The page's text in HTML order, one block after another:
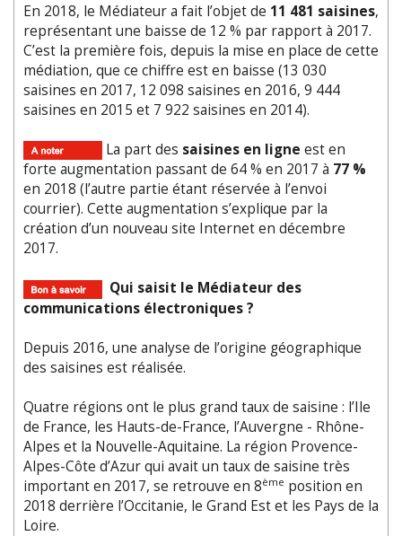
En 2018, le Médiateur a fait l’objet de 11 481 saisines,
représentant une baisse de 12 % par rapport à 2017.
C’est la première fois, depuis la mise en place de cette
médiation, que ce chiffre est en baisse (13 030
saisines en 2017, 12 098 saisines en 2016, 9 444
saisines en 2015 et 7 922 saisines en 2014).
La part des saisines en ligne est en
forte augmentation passant de 64 % en 2017 à 77 %
en 2018 (l’autre partie étant réservée à l’envoi
courrier). Cette augmentation s’explique par la
création d’un nouveau site Internet en décembre
2017.
Qui saisit le Médiateur des
communications électroniques ?
Depuis 2016, une analyse de l’origine géographique
des saisines est réalisée.
Quatre régions ont le plus grand taux de saisine : l’Ile
de France, les Hauts-de-France, l’Auvergne - Rhône-
Alpes et la Nouvelle-Aquitaine. La région Provence-
Alpes-Côte d’Azur qui avait un taux de saisine très
important en 2017, se retrouve en 8ème position en
2018 derrière l’Occitanie, le Grand Est et les Pays de la
Loire.